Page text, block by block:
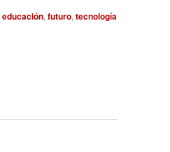
educación, futuro, tecnología